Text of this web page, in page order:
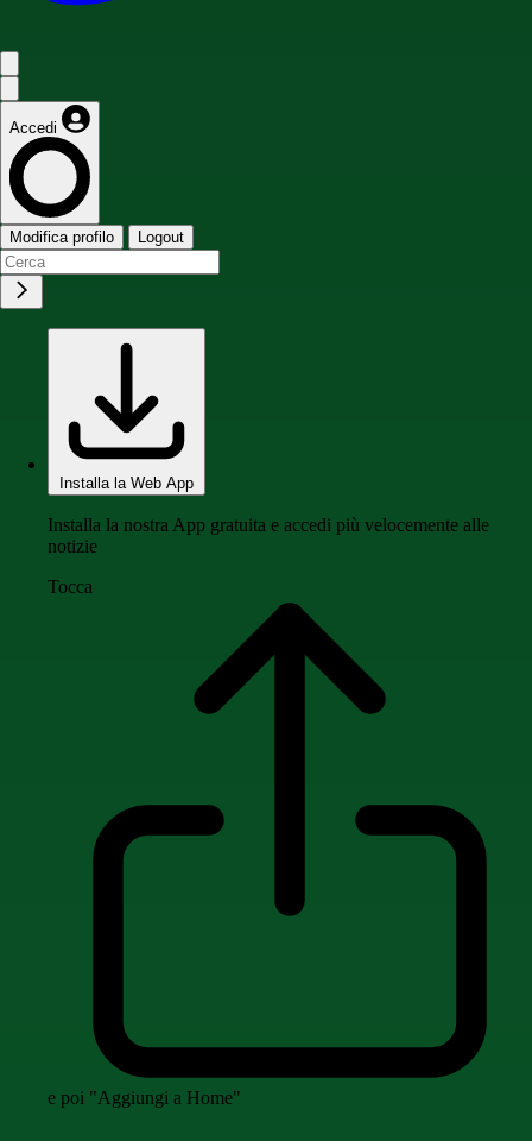
Accedi
Modifica profilo Logout
Installa la Web App
Installa la nostra App gratuita e accedi più velocemente alle
notizie
Tocca
e poi "Aggiungi a Home"